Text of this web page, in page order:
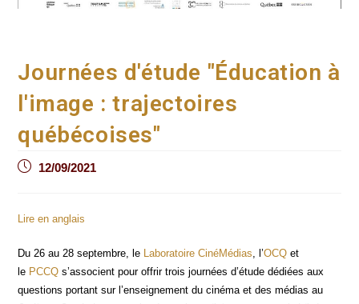
Journées d'étude "Éducation à
l'image : trajectoires
québécoises"
Post12/09/2021
Lire en anglais
Du 26 au 28 sep­tembre, le Labo­ra­toire Ciné­Mé­dias, l’OCQ et
le PCCQs’associent pour offrir trois jour­nées d’étude dédiées aux
ques­tions por­tant sur l’enseignement du ciné­ma et des médias au